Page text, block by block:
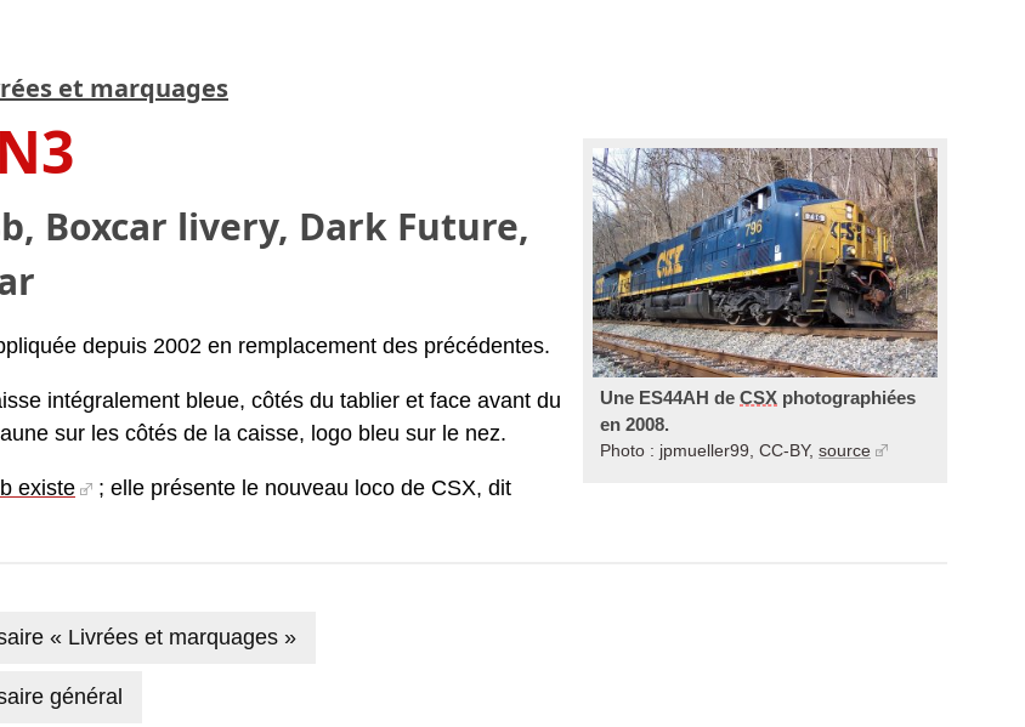
et marquages
Une ES44AH de CSX photographiées
en 2008.
Photo : jpmueller99, CC-BY, source
Boxcar livery, Dark Future,
depuis 2002 en remplacement des précédentes.
intégralement bleue, côtés du tablier et face avant du
sur les côtés de la caisse, logo bleu sur le nez.
existe
; elle présente le nouveau loco de CSX, dit
« Livrées et marquages »
général